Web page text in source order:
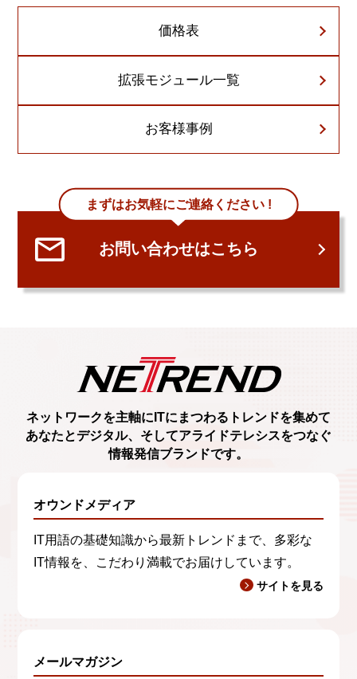
価格表
拡張モジュール一覧
お客様事例
まずはお気軽にご連絡ください !
お問い合わせはこちら
ネットワークを主軸に ITにまつわるトレンドを集めて
あなたとデジタル、 そしてアライドテレシスをつなぐ
情報発信ブランドです。
オウンドメディア
IT用語の基礎知識から最新トレンドまで、多彩な
IT情報を、こだわり満載でお届けしています。
サイトを見る
メールマガジン